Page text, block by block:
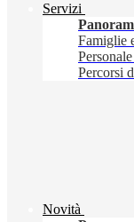
Servizi
Famiglie
Percorsi
Novità